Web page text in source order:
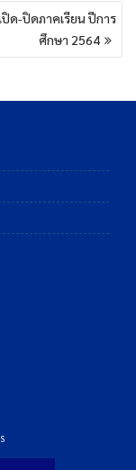
ปิด-ปิดภาคเรียน ปีการ
ศึกษา 2564